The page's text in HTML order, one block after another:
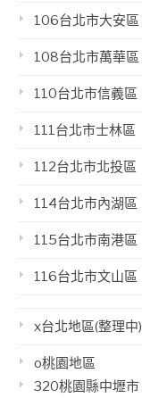
106台北市大安區
108台北市萬華區
110台北市信義區
111台北市士林區
112台北市北投區
114台北市內湖區
115台北市南港區
116台北市文山區
x台北地區(整理中)
o桃園地區
320桃園縣中壢市